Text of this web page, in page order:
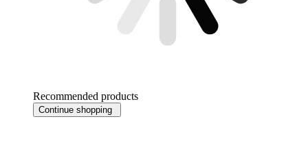
Recommended products
Continue shopping